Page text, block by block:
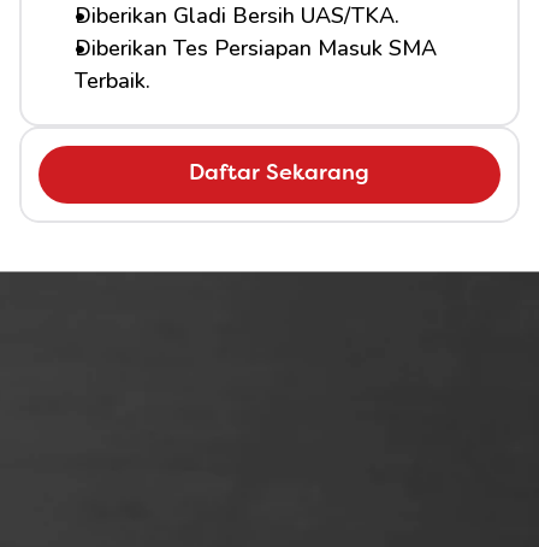
Daftar Sekarang
Diberikan Gladi Bersih UAS/TKA.
Diberikan Tes Persiapan Masuk SMA
Terbaik.